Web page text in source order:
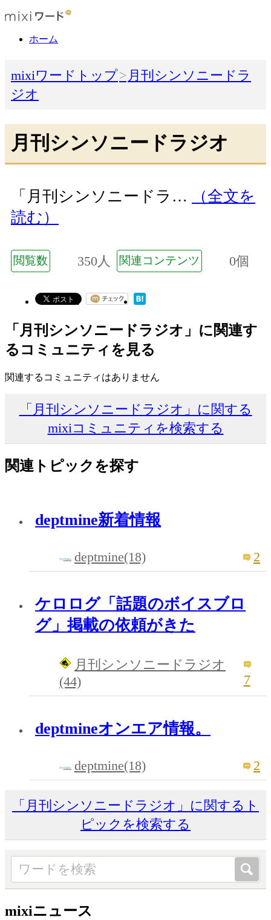
ホーム
mixiワードトップ
月刊シンソニードラ
ジオ
月刊シンソニードラジオ
「月刊シンソニードラ…
（全文を
読む）
閲覧数 350人 関連コンテンツ 0個
「月刊シンソニードラジオ」に関連す
るコミュニティを見る
関連するコミュニティはありません
「月刊シンソニードラジオ」に関する
mixiコミュニティを検索する
関連トピックを探す
deptmine新着情報
deptmine(18) 2
ケロログ「話題のボイスブロ
グ」掲載の依頼がきた
月刊シンソニードラジオ
(44)
7
deptmineオンエア情報。
deptmine(18) 2
「月刊シンソニードラジオ」に関するト
ピックを検索する
mixiニュース